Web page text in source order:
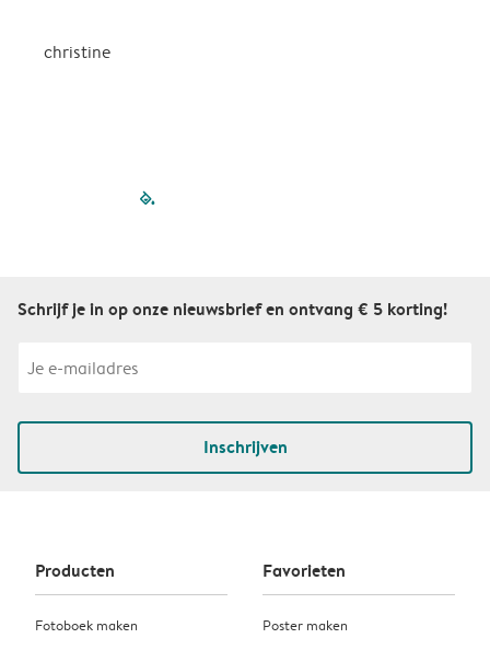
christine
filled-pagination
Schrijf je in op onze nieuwsbrief en ontvang € 5 korting!
Inschrijven
Producten
Fotoboek maken
Favorieten
Poster maken